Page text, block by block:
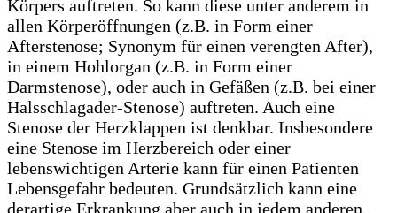
Körpers auftreten. So kann diese unter anderem in
allen Körperöffnungen (z.B. in Form einer
Afterstenose; Synonym für einen verengten After),
in einem Hohlorgan (z.B. in Form einer
Darmstenose), oder auch in Gefäßen (z.B. bei einer
Halsschlagader-Stenose) auftreten. Auch eine
Stenose der Herzklappen ist denkbar. Insbesondere
eine Stenose im Herzbereich oder einer
lebenswichtigen Arterie kann für einen Patienten
Lebensgefahr bedeuten. Grundsätzlich kann eine
derartige Erkrankung aber auch in jedem anderen